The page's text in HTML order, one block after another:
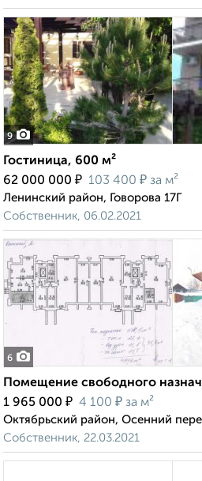
9
Гостиница, 600 м²
62 000 000 ₽ 103 400 ₽ за м²
Ленинский район, Говорова 17Г
Собственник, 06.02.2021
6
Помещение свободного
1 965 000 ₽ 4 100 ₽ за м²
Октябрьский район, Осенний
Собственник, 22.03.2021